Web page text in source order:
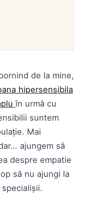
de la mine,
hipersensibila
în urmă cu
suntem
Mai
ajungem să
despre empatie
să nu ajungi la